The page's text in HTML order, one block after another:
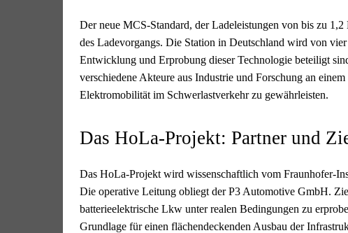
Der neue MCS-Standard, der Ladeleistungen von bis zu
des Ladevorgangs. Die Station in Deutschland wird von
Entwicklung und Erprobung dieser Technologie beteiligt
verschiedene Akteure aus Industrie und Forschung an
Elektromobilität im Schwerlastverkehr zu gewährleisten.
Das HoLa-Projekt: Partner und
Das HoLa-Projekt wird wissenschaftlich vom Fraunhofer-
Die operative Leitung obliegt der P3 Automotive GmbH.
batterieelektrische Lkw unter realen Bedingungen zu
Grundlage für einen flächendeckenden Ausbau der